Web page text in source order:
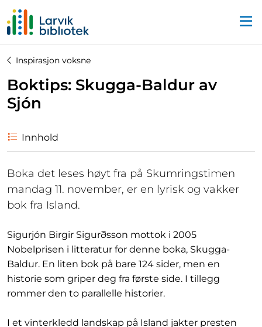
Inspirasjon voksne
Boktips: Skugga-Baldur av
Sjón
Innhold
Boka det leses høyt fra på Skumringstimen
mandag 11. november, er en lyrisk og vakker
bok fra Island.
Sigurjón Birgir Sigurðsson mottok i 2005
Nobelprisen i litteratur for denne boka, Skugga-
Baldur. En liten bok på bare 124 sider, men en
historie som griper deg fra første side. I tillegg
rommer den to parallelle historier.
I et vinterkledd landskap på Island jakter presten